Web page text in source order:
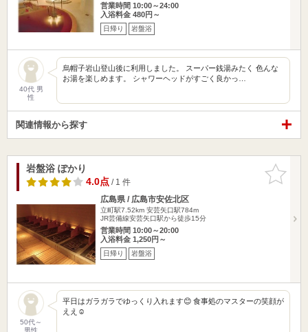
営業時間 10:00～24:00
入浴料金 480円～
日帰り 岩盤浴
40代 男
性
烏帽子岩山登山後に利用しました。 スーパー銭湯みたく 色んな
お湯を楽しめます。 シャワーヘッドがすごく良かっ…
関連情報から探す
お気に入
りに追加
岩盤浴 ぽかり
4.0点/ 1 件
広島県 / 広島市安佐北区
立町駅7.52km 安芸矢口駅784m
JR芸備線安芸矢口駅から徒歩15分
営業時間 10:00～20:00
入浴料金 1,250円～
日帰り 岩盤浴
50代～
男性
平日はガラガラでゆっくり入れます😊 食事処のマスターの笑顔が
ええ☺️